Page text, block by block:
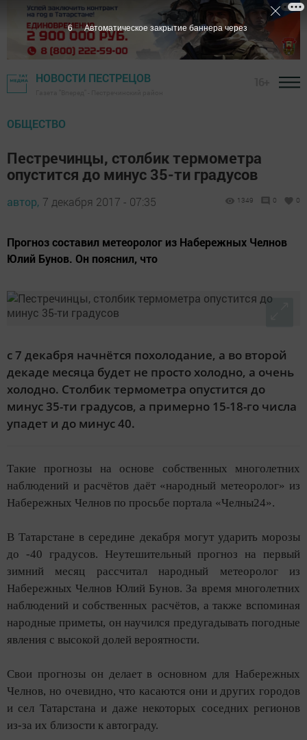
НОВОСТИ ПЕСТРЕЦОВ
ОБЩЕСТВО
Пестречинцы, столбик термометра
опустится до минус 35-ти градусов
автор, 7 декабря 2017 - 07:35 1349 0 0
Прогноз составил метеоролог из Набережных Челнов
Юлий Бунов. Он пояснил, что
с 7 декабря начнётся похолодание, а во второй
декаде месяца будет не просто холодно, а очень
холодно. Столбик термометра опустится до
минус 35-ти градусов, а примерно 15-18-го числа
упадет и до минус 40.
Такие прогнозы на основе собственных многолетних
наблюдений и расчётов даёт «народный метеоролог» из
Набережных Челнов по просьбе портала «Челны24».
В Татарстане в середине декабря могут ударить морозы
до -40 градусов. Неутешительный прогноз на первый
зимний месяц рассчитал народный метеоролог из
Набережных Челнов Юлий Бунов. За время многолетних
наблюдений и собственных расчётов, а также вспоминая
народные приметы, он научился предугадывать погодные
явления с высокой долей вероятности.
Свои прогнозы он делает в основном для Набережных
Челнов, но очевидно, что касаются они и других городов
и сел Татарстана и даже некоторых соседних регионов
из-за их близости к автограду.
5 Автоматическое закрытие баннера через